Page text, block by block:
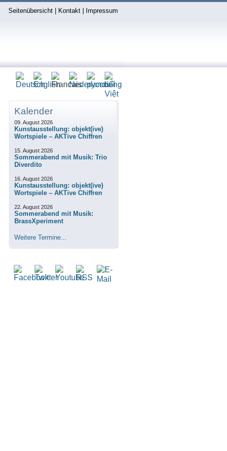
Seitenübersicht| Kontakt| Impressum
Kalender
09. August 2026
Kunstausstellung: objekt(ive)
Wortspiele – AKTive Chiffren
15. August 2026
Sommerabend mit Musik: Trio
Diverdito
16. August 2026
Kunstausstellung: objekt(ive)
Wortspiele – AKTive Chiffren
22. August 2026
Sommerabend mit Musik:
BrassXperiment
Weitere Termine...